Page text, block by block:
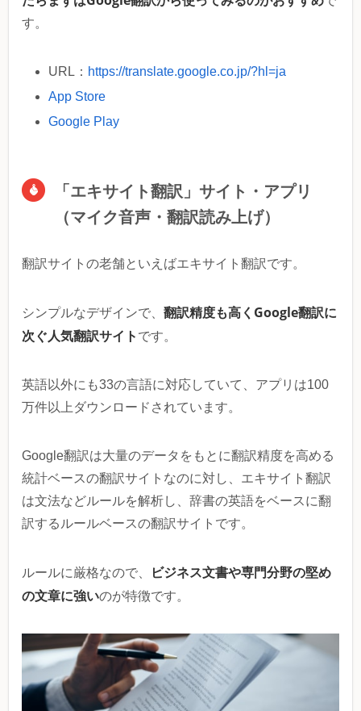
す。
URL： https://translate.google.co.jp/?hl=ja
App Store
Google Play
「エキサイト翻訳」サイト・アプリ
（マイク音声・翻訳読み上げ）
翻訳サイトの老舗といえばエキサイト翻訳です。
シンプルなデザインで、 翻訳精度も高くGoogle翻訳に
次ぐ人気翻訳サイト です。
英語以外にも33の言語に対応していて、アプリは100
万件以上ダウンロードされています。
Google翻訳は大量のデータをもとに翻訳精度を高める
統計ベースの翻訳サイトなのに対し、エキサイト翻訳
は文法などルールを解析し、辞書の英語をベースに翻
訳するルールベースの翻訳サイトです。
ルールに厳格なので、
ビジネス文書や専門分野の堅め
の文章に強いのが特徴です。